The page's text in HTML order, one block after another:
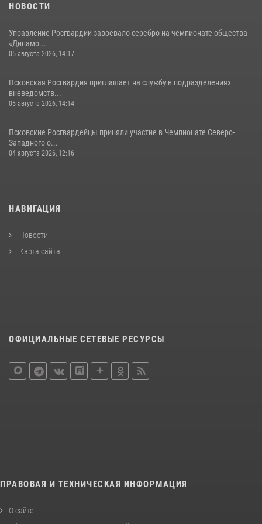
23 июля 2026, 13:19
НОВОСТИ
Управление Росгвардии завоевало серебро на чемпионате общества
«Динамо...
05 августа 2026, 14:17
Псковская Росгвардия приглашает на службу в подразделениях
вневедомств...
05 августа 2026, 14:14
Псковские Росгвардейцы приняли участие в Чемпионате Северо-
Западного о...
04 августа 2026, 12:16
НАВИГАЦИЯ
Новости
Карта сайта
ОФИЦИАЛЬНЫЕ СЕТЕВЫЕ РЕСУРСЫ
ПРАВОВАЯ И ТЕХНИЧЕСКАЯ ИНФОРМАЦИЯ
О сайте